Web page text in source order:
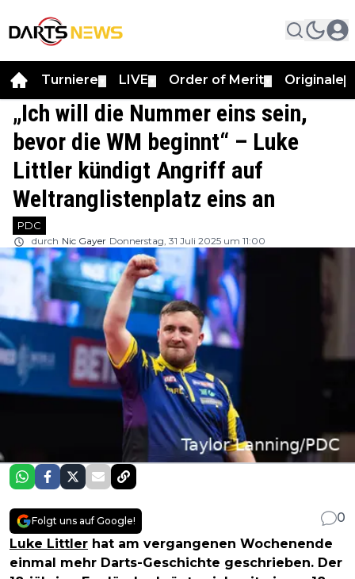
Turniere LIVE Order of Merit Originale
„Ich will die Nummer eins sein,
bevor die WM beginnt“ – Luke
Littler kündigt Angriff auf
Weltranglistenplatz eins an
PDC
durch Nic Gayer Donnerstag, 31 Juli 2025 um 11:00
Folgt uns auf Google!
0
Luke Littler hat am vergangenen Wochenende
einmal mehr Darts-Geschichte geschrieben. Der